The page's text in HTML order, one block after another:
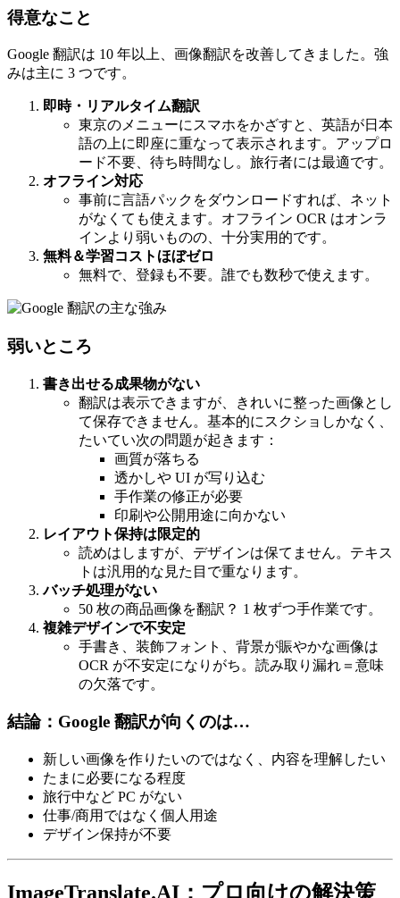
得意なこと
Google 翻訳は 10 年以上、画像翻訳を改善してきました。強
みは主に 3 つです。
即時・リアルタイム翻訳
東京のメニューにスマホをかざすと、英語が日本
語の上に即座に重なって表示されます。アップロ
ード不要、待ち時間なし。旅行者には最適です。
オフライン対応
事前に言語パックをダウンロードすれば、ネット
がなくても使えます。オフライン OCR はオンラ
インより弱いものの、十分実用的です。
無料＆学習コストほぼゼロ
無料で、登録も不要。誰でも数秒で使えます。
弱いところ
書き出せる成果物がない
翻訳は表示できますが、きれいに整った画像とし
て保存できません。基本的にスクショしかなく、
たいてい次の問題が起きます：
画質が落ちる
透かしや UI が写り込む
手作業の修正が必要
印刷や公開用途に向かない
レイアウト保持は限定的
読めはしますが、デザインは保てません。テキス
トは汎用的な見た目で重なります。
バッチ処理がない
50 枚の商品画像を翻訳？ 1 枚ずつ手作業です。
複雑デザインで不安定
手書き、装飾フォント、背景が賑やかな画像は
OCR が不安定になりがち。読み取り漏れ＝意味
の欠落です。
結論：Google 翻訳が向くのは…
新しい画像を作りたいのではなく、内容を理解したい
たまに必要になる程度
旅行中など PC がない
仕事/商用ではなく個人用途
デザイン保持が不要
ImageTranslate.AI：プロ向けの解決策